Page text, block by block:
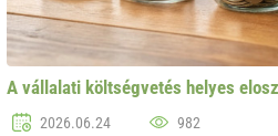
A vállalati költségvetés helyes
2026.06.24 982